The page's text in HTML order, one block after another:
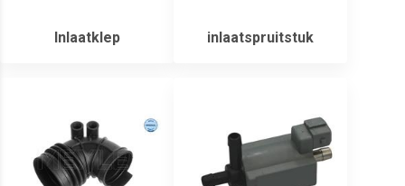
Inlaatklep inlaatspruitstuk